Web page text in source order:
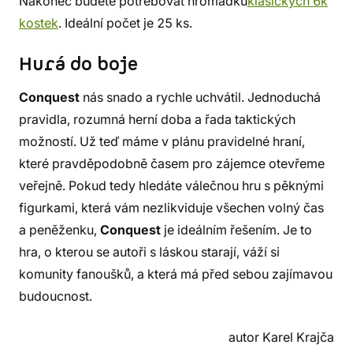
kostek. Ideální počet je 25 ks.
Hurá do boje
Conquest nás snado a rychle uchvátil. Jednoduchá
pravidla, rozumná herní doba a řada taktických
možností. Už teď máme v plánu pravidelné hraní,
které pravděpodobně časem pro zájemce otevřeme
veřejně. Pokud tedy hledáte válečnou hru s pěknými
figurkami, která vám nezlikviduje všechen volný čas
a peněženku, Conquest je ideálním řešením. Je to
hra, o kterou se autoři s láskou starají, váží si
komunity fanoušků, a která má před sebou zajímavou
budoucnost.
autor Karel Krajča